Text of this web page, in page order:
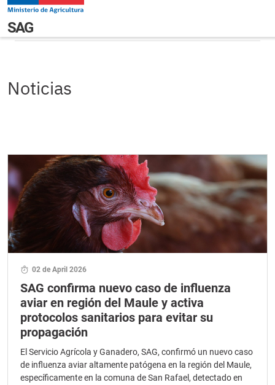
Pasar al contenido principal
Navegación principal
SAGNoticias
Noticias
02 de April 2026
SAG confirma nuevo caso de influenza
aviar en región del Maule y activa
protocolos sanitarios para evitar su
propagación
El Servicio Agrícola y Ganadero, SAG, confirmó un nuevo caso
de influenza aviar altamente patógena en la región del Maule,
específicamente en la comuna de San Rafael, detectado en